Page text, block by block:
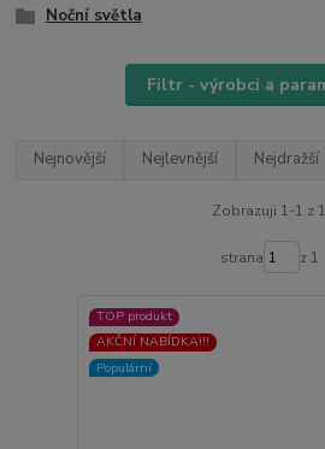
Noční světla
Filtr - výrobci a
Nejnovější Nejlevnější Nejdražší
Zobrazuji 1-1 z 1
strana z 1
TOP produkt
AKČNÍ NABÍDKA!!!
Populární